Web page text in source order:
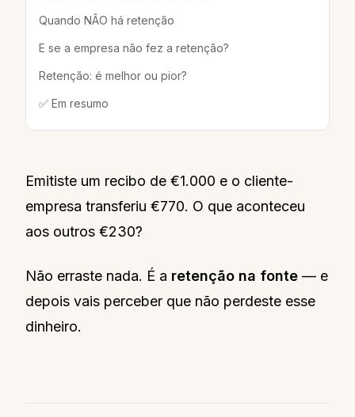
Quando NÃO há retenção
E se a empresa não fez a retenção?
Retenção: é melhor ou pior?
✅ Em resumo
Emitiste um recibo de €1.000 e o cliente-
empresa transferiu €770. O que aconteceu
aos outros €230?
Não erraste nada. É a retenção na fonte — e
depois vais perceber que não perdeste esse
dinheiro.